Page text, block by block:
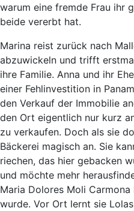
warum eine fremde Frau ihr
beide vererbt hat.
Marina reist zurück nach
abzuwickeln und trifft
ihre Familie. Anna und ihr
einer Fehlinvestition in
den Verkauf der Immobilie
den Ort eigentlich nur kurz
zu verkaufen. Doch als sie
Bäckerei magisch an. Sie
riechen, das hier gebacken
und möchte mehr
Maria Dolores Moli
wurde. Vor Ort lernt sie